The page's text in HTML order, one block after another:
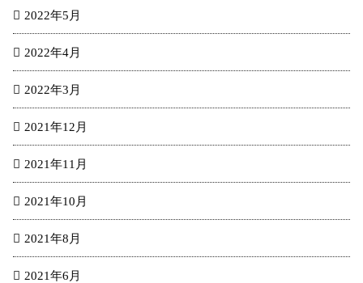
2022年5月
2022年4月
2022年3月
2021年12月
2021年11月
2021年10月
2021年8月
2021年6月